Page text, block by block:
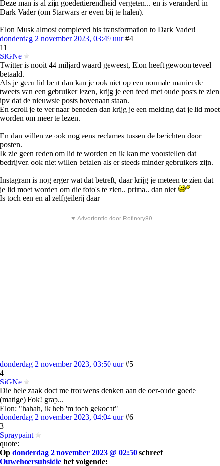
Deze man is al zijn goedertierendheid vergeten... en is veranderd in
Dark Vader (om Starwars er even bij te halen).
Elon Musk almost completed his transformation to Dark Vader!
donderdag 2 november 2023, 03:49 uur #4
11
SiGNe
Twitter is nooit 44 miljard waard geweest, Elon heeft gewoon teveel
betaald.
Als je geen lid bent dan kan je ook niet op een normale manier de
tweets van een gebruiker lezen, krijg je een feed met oude posts te zien
ipv dat de nieuwste posts bovenaan staan.
En scroll je te ver naar beneden dan krijg je een melding dat je lid moet
worden om meer te lezen.
En dan willen ze ook nog eens reclames tussen de berichten door
posten.
Ik zie geen reden om lid te worden en ik kan me voorstellen dat
bedrijven ook niet willen betalen als er steeds minder gebruikers zijn.
Instagram is nog erger wat dat betreft, daar krijg je meteen te zien dat
je lid moet worden om die foto's te zien.. prima.. dan niet
Is toch een en al zelfgeilerij daar
▼ Advertentie door Refinery89
donderdag 2 november 2023, 03:50 uur #5
4
SiGNe
Die hele zaak doet me trouwens denken aan de oer-oude goede
(matige) Fok! grap...
Elon: "hahah, ik heb 'm toch gekocht"
donderdag 2 november 2023, 04:04 uur #6
3
Spraypaint
quote:
Op donderdag 2 november 2023 @ 02:50 schreef
Ouwehoersubsidie het volgende: